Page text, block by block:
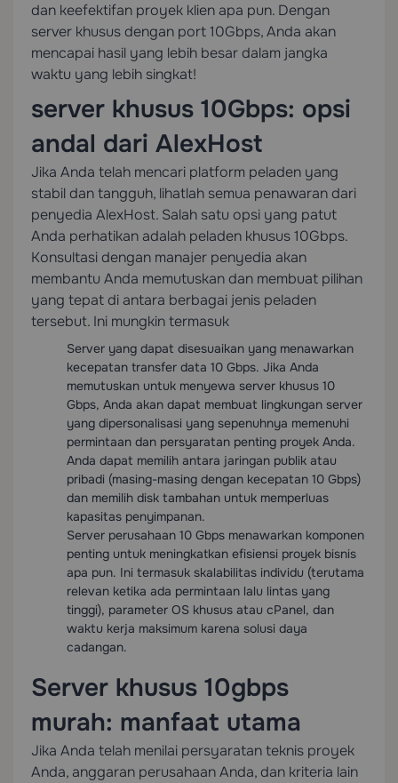
dan keefektifan proyek klien apa pun. Dengan
server khusus dengan port 10Gbps, Anda akan
mencapai hasil yang lebih besar dalam jangka
waktu yang lebih singkat!
server khusus 10Gbps: opsi
andal dari AlexHost
Jika Anda telah mencari platform peladen yang
stabil dan tangguh, lihatlah semua penawaran dari
penyedia AlexHost. Salah satu opsi yang patut
Anda perhatikan adalah peladen khusus 10Gbps.
Konsultasi dengan manajer penyedia akan
membantu Anda memutuskan dan membuat pilihan
yang tepat di antara berbagai jenis peladen
tersebut. Ini mungkin termasuk
Server yang dapat disesuaikan yang menawarkan
kecepatan transfer data 10 Gbps. Jika Anda
memutuskan untuk menyewa server khusus 10
Gbps, Anda akan dapat membuat lingkungan server
yang dipersonalisasi yang sepenuhnya memenuhi
permintaan dan persyaratan penting proyek Anda.
Anda dapat memilih antara jaringan publik atau
pribadi (masing-masing dengan kecepatan 10 Gbps)
dan memilih disk tambahan untuk memperluas
kapasitas penyimpanan.
Server perusahaan 10 Gbps menawarkan komponen
penting untuk meningkatkan efisiensi proyek bisnis
apa pun. Ini termasuk skalabilitas individu (terutama
relevan ketika ada permintaan lalu lintas yang
tinggi), parameter OS khusus atau cPanel, dan
waktu kerja maksimum karena solusi daya
cadangan.
Server khusus 10gbps
murah: manfaat utama
Jika Anda telah menilai persyaratan teknis proyek
Anda, anggaran perusahaan Anda, dan kriteria lain